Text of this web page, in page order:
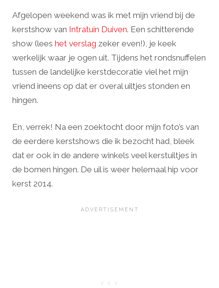
Afgelopen weekend was ik met mijn vriend bij de
kerstshow van Intratuin Duiven. Een schitterende
show (lees het verslag zeker even!), je keek
werkelijk waar je ogen uit. Tijdens het rondsnuffelen
tussen de landelijke kerstdecoratie viel het mijn
vriend ineens op dat er overal uiltjes stonden en
hingen.
En, verrek! Na een zoektocht door mijn foto’s van
de eerdere kerstshows die ik bezocht had, bleek
dat er ook in de andere winkels veel kerstuiltjes in
de bomen hingen. De uil is weer helemaal hip voor
kerst 2014.